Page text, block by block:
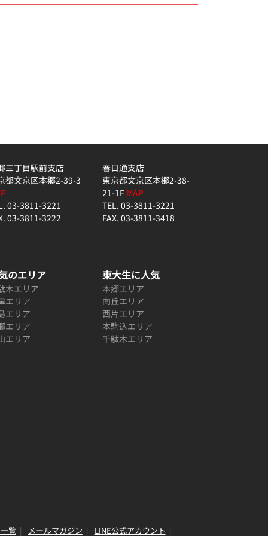
三丁目駅前支店
都文京区本郷2-39-3
03-3811-3221
03-3811-3222
春日通支店
東京都文京区本郷2-38-
21-1FMAP
TEL. 03-3811-3221
FAX. 03-3811-3418
のエリア
木エリア
エリア
エリア
エリア
エリア
東大生に人気
本郷エリア
向丘エリア
西片エリア
本駒込エリア
千駄木エリア
覧 メールマガジン LINE公式アカウント